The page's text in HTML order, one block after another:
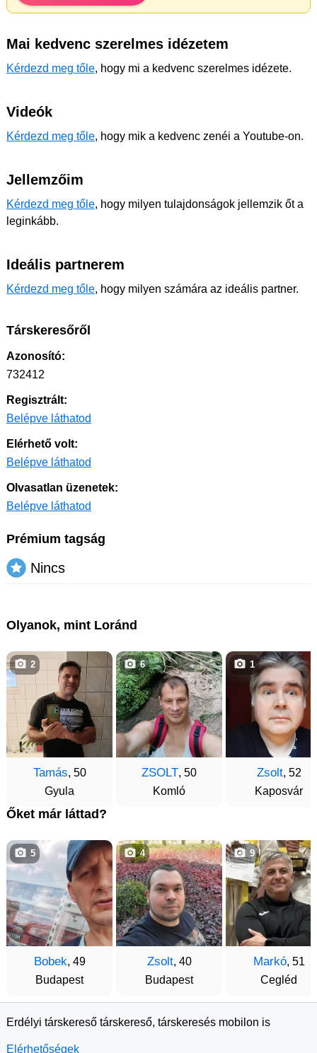
Mai kedvenc szerelmes idézetem
Kérdezd meg tőle, hogy mi a kedvenc szerelmes idézete.
Videók
Kérdezd meg tőle, hogy mik a kedvenc zenéi a Youtube-on.
Jellemzőim
Kérdezd meg tőle, hogy milyen tulajdonságok jellemzik őt a
leginkább.
Ideális partnerem
Kérdezd meg tőle, hogy milyen számára az ideális partner.
Társkeresőről
Azonosító:
732412
Regisztrált:
Belépve láthatod
Elérhető volt:
Belépve láthatod
Olvasatlan üzenetek:
Belépve láthatod
Prémium tagság
Nincs
Olyanok, mint Loránd
Tamás, 50
Gyula
2
ZSOLT, 50
Komló
6
Zsolt, 52
Kaposvár
1
Őket már láttad?
Bobek, 49
Budapest
5
Zsolt, 40
Budapest
4
Markó, 51
Cegléd
9
Erdélyi társkereső társkereső, társkeresés mobilon is
Elérhetőségek